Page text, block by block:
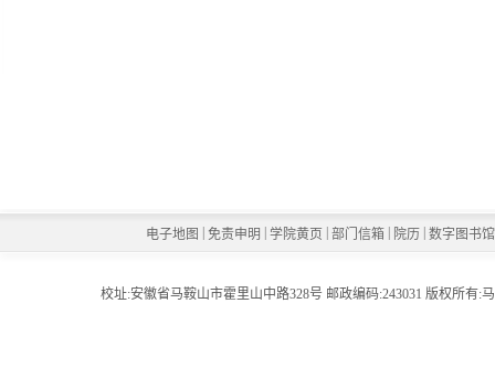
电子地图 免责申明 学院黄页 部门信箱 院历 数字图书
校址:安徽省马鞍山市霍里山中路328号 邮政编码:243031 版权所有: